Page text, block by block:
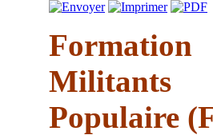
Militants
Populaire